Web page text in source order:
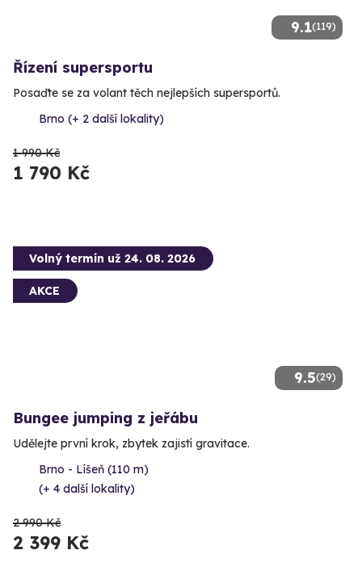
9.1(119)
Řízení supersportu
Posaďte se za volant těch nejlepších supersportů.
Brno (+ 2 další lokality)
1 990 Kč
1 790 Kč
9.5(29)
Volný termín už 24. 08. 2026
AKCE
Bungee jumping z jeřábu
Udělejte první krok, zbytek zajistí gravitace.
Brno - Líšeň (110 m)
(+ 4 další lokality)
2 990 Kč
2 399 Kč